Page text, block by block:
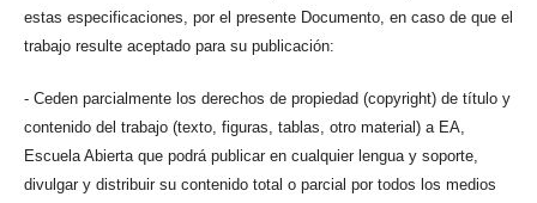
estas especificaciones, por el presente Documento, en caso de que el
trabajo resulte aceptado para su publicación:
- Ceden parcialmente los derechos de propiedad (copyright) de título y
contenido del trabajo (texto, figuras, tablas, otro material) a EA,
Escuela Abierta que podrá publicar en cualquier lengua y soporte,
divulgar y distribuir su contenido total o parcial por todos los medios